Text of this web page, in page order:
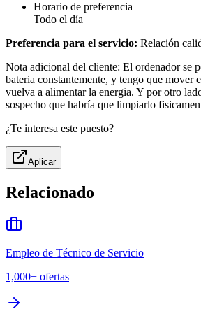
Horario de preferencia
Todo el día
Preferencia para el servicio: Relación
Nota adicional del cliente: El ordenador se
bateria constantemente, y tengo que mover
vuelva a alimentar la energia. Y por otro
sospecho que habría que limpiarlo
¿Te interesa este puesto?
Aplicar
Relacionado
Empleo de Técnico de Servicio
1,000+ ofertas